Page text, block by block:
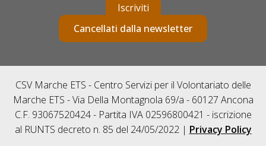
Iscriviti
Cancellati dalla newsletter
CSV Marche ETS - Centro Servizi per il Volontariato delle
Marche ETS - Via Della Montagnola 69/a - 60127 Ancona
C.F. 93067520424 - Partita IVA 02596800421 - iscrizione
al RUNTS decreto n. 85 del 24/05/2022 | Privacy Policy